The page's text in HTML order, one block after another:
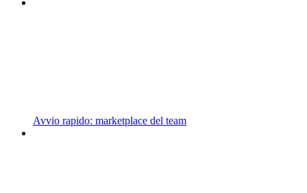
Avvio rapido: marketplace del team